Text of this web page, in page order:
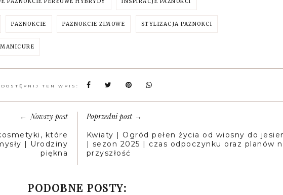
PAZNOKCIE PAZNOKCIE ZIMOWE STYLIZACJA PAZNOKCI
TEN WPIS:
←Nowszy post
które
| Urodziny
piękna
Poprzedni post→
Kwiaty | Ogród pełen życia od wiosny do
| sezon 2025 | czas odpoczynku oraz planów
przyszłość
PODOBNE POSTY: